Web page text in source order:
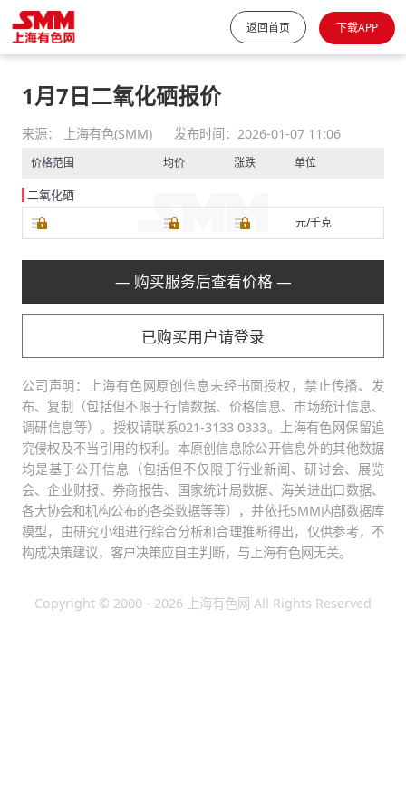
返回首页 下载APP
1月7日二氧化硒报价
来源： 上海有色(SMM) 发布时间：2026-01-07 11:06
价格范围 均价 涨跌 单位
二氧化硒
元/千克
— 购买服务后查看价格 —
已购买用户请登录
公司声明：上海有色网原创信息未经书面授权，禁止传播、发
布、复制（包括但不限于行情数据、价格信息、市场统计信息、
调研信息等）。授权请联系021-3133 0333。上海有色网保留追
究侵权及不当引用的权利。本原创信息除公开信息外的其他数据
均是基于公开信息（包括但不仅限于行业新闻、研讨会、展览
会、企业财报、券商报告、国家统计局数据、海关进出口数据、
各大协会和机构公布的各类数据等等），并依托SMM内部数据库
模型，由研究小组进行综合分析和合理推断得出，仅供参考，不
构成决策建议，客户决策应自主判断，与上海有色网无关。
Copyright © 2000 - 2026 上海有色网 All Rights Reserved